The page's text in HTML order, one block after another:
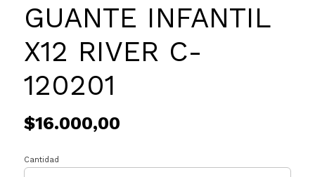
GUANTE INFANTIL
X12 RIVER C-
120201
$16.000,00
Cantidad